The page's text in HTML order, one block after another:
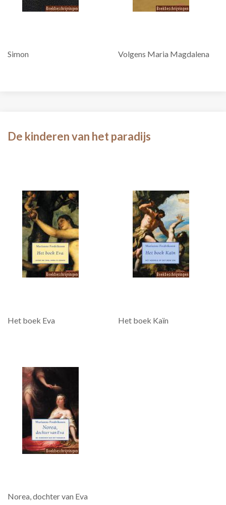
Simon Volgens Maria Magdalena
De kinderen van het paradijs
Het boek Eva Het boek Kaïn
Norea, dochter van Eva